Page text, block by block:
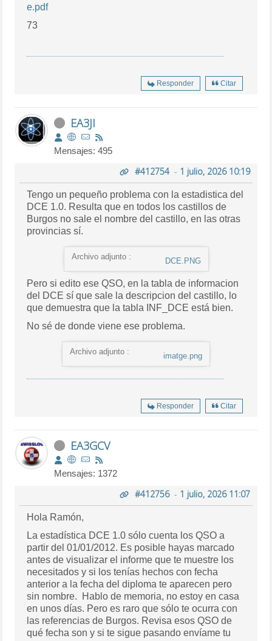
e.pdf
73
Responder Citar
EA3JI
Mensajes: 495
#412754- 1 julio, 2026 10:19
Tengo un pequeño problema con la estadistica del
DCE 1.0. Resulta que en todos los castillos de
Burgos no sale el nombre del castillo, en las otras
provincias sí.
Archivo adjunto : DCE.PNG
Pero si edito ese QSO, en la tabla de informacion
del DCE sí que sale la descripcion del castillo, lo
que demuestra que la tabla INF_DCE está bien.
No sé de donde viene ese problema.
Archivo adjunto : imatge.png
Responder Citar
EA3GCV
Mensajes: 1372
#412756- 1 julio, 2026 11:07
Hola Ramón,
La estadística DCE 1.0 sólo cuenta los QSO a
partir del 01/01/2012. Es posible hayas marcado
antes de visualizar el informe que te muestre los
necesitados y si los tenías hechos con fecha
anterior a la fecha del diploma te aparecen pero
sin nombre. Hablo de memoria, no estoy en casa
en unos días. Pero es raro que sólo te ocurra con
las referencias de Burgos. Revisa esos QSO de
qué fecha son y si te sigue pasando envíame tu